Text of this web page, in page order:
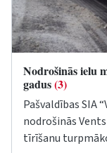
Nodrošinās ielu
gadus(3)
Pašvaldības SIA
nodrošinās
tīrīšanu